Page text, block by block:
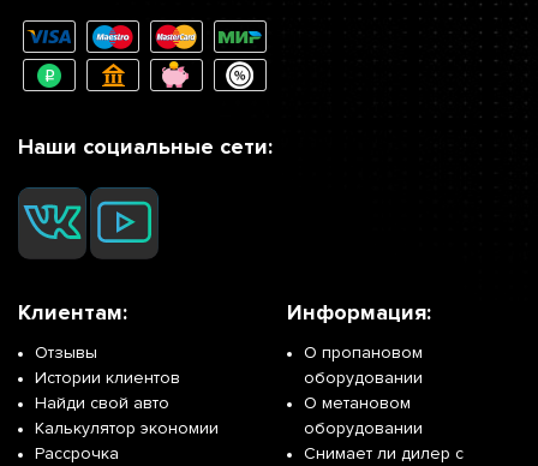
Наши социальные сети:
Клиентам:
Отзывы
Истории клиентов
Найди свой авто
Калькулятор экономии
Рассрочка
Информация:
О пропановом
оборудовании
О метановом
оборудовании
Снимает ли дилер с